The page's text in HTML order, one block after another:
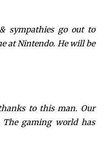
& sympathies go out to
at Nintendo. He will be
to this man. Our
The gaming world has